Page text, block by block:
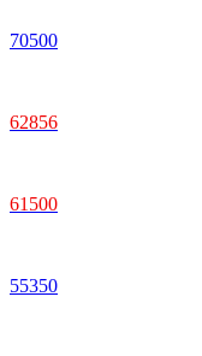
70500
62856
61 500
55350